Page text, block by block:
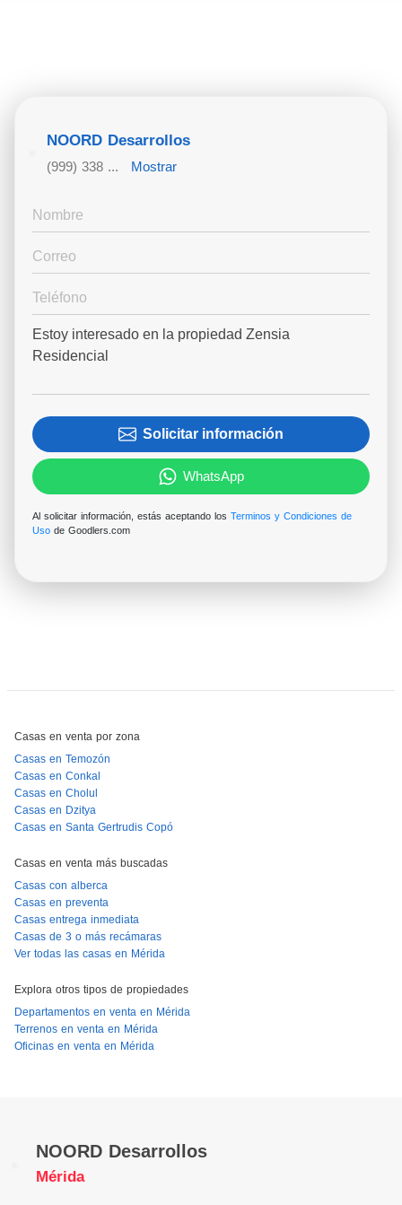
NOORD Desarrollos
(999) 338 ... Mostrar
Solicitar información
WhatsApp
Al solicitar información, estás aceptando los Terminos y Condiciones de
Uso de Goodlers.com
Casas en venta por zona
Casas en Temozón
Casas en Conkal
Casas en Cholul
Casas en Dzitya
Casas en Santa Gertrudis Copó
Casas en venta más buscadas
Casas con alberca
Casas en preventa
Casas entrega inmediata
Casas de 3 o más recámaras
Ver todas las casas en Mérida
Explora otros tipos de propiedades
Departamentos en venta en Mérida
Terrenos en venta en Mérida
Oficinas en venta en Mérida
NOORD Desarrollos
Mérida